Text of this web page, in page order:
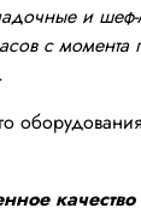
и
с
качество